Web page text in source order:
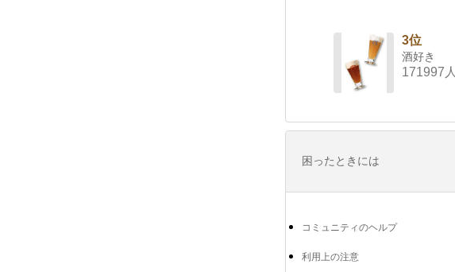
3位
酒好き
171997人
困ったときには
コミュニティのヘルプ
利用上の注意